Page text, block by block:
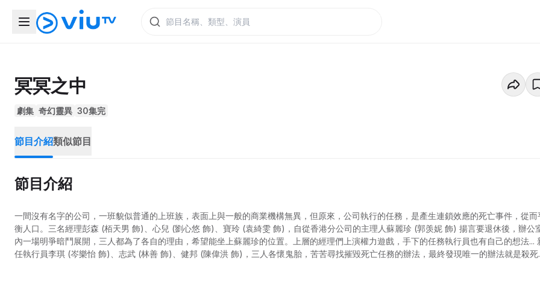
冥冥之中
劇集 奇幻靈異 30集完
節目介紹類似節目
節目介紹
一間沒有名字的公司，一班貌似普通的上班族，表面上與一般的商業機構無異，但原來，公司執行的任務，是產生連鎖效應的死亡事件，從而
衡人口。三名經理彭森 (栢天男 飾)、心兒 (劉心悠 飾)、寶玲 (袁綺雯 飾)，自從香港分公司的主理人蘇麗珍 (郭羡妮 飾) 揚言要退休後，辦公
內一場明爭暗鬥展開，三人都為了各自的理由，希望能坐上蘇麗珍的位置。上層的經理們上演權力遊戲，手下的任務執行員也有自己的想法...
任執行員李琪 (岑樂怡 飾)、志武 (林善 飾)、健邦 (陳偉洪 飾)，三人各懷鬼胎，苦苦尋找摧毀死亡任務的辦法，最終發現唯一的辦法就是殺死